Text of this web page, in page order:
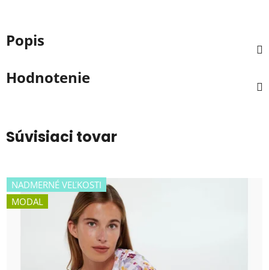
Popis
Hodnotenie
Súvisiaci tovar
NADMERNÉ VEĽKOSTI
MODAL